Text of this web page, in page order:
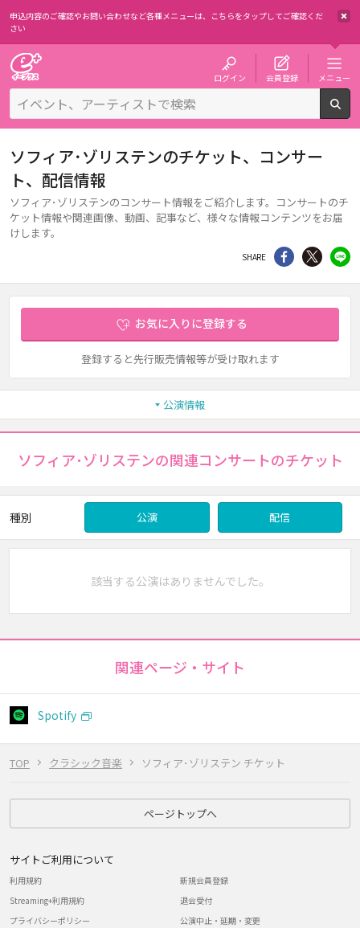
申込内容のご確認やお問い合わせなど各種メニューは、 こちらをタップしてご確認くだ
さい
ログイン 会員登録 メニュー
TOP クラシック音楽 ソフィア･ゾリステン チケット
ソフィア･ゾリステンのチケット、コンサー
ト、配信情報
ソフィア･ゾリステンのコンサート情報をご紹介します。コンサートのチ
ケット情報や関連画像、動画、記事など、様々な情報コンテンツをお届
けします。
SHARE シェア Twitter
お気に入りに登録する
登録すると先行販売情報等が受け取れます
公演情報
ソフィア･ゾリステンの関連コンサートのチケット
種別 公演 配信
該当する公演はありませんでした。
関連ページ・サイト
Spotify
ページトップへ
サイトご利用について
利用規約
Streaming+利用規約
プライバシーポリシー
新規会員登録
退会受付
公演中止・延期・変更